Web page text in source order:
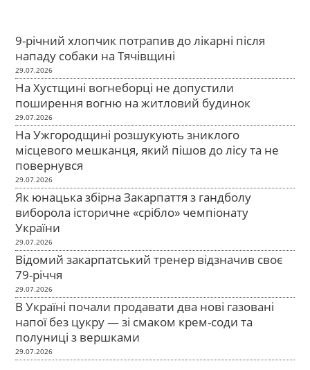
9-річний хлопчик потрапив до лікарні після
нападу собаки на Тячівщині
29.07.2026
На Хустщині вогнеборці не допустили
поширення вогню на житловий будинок
29.07.2026
На Ужгородщині розшукують зниклого
місцевого мешканця, який пішов до лісу та не
повернувся
29.07.2026
Як юнацька збірна Закарпаття з гандболу
виборола історичне «срібло» чемпіонату
України
29.07.2026
Відомий закарпатський тренер відзначив своє
79-річчя
29.07.2026
В Україні почали продавати два нові газовані
напої без цукру — зі смаком крем-соди та
полуниці з вершками
29.07.2026